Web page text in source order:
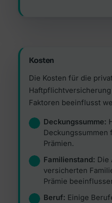
Kosten
Die Kosten für die
Faktoren beeinflusst
Deckungssumme:
Deckungssummen
Prämien.
Familienstand: Die
versicherten
Prämie
Beruf: Einige